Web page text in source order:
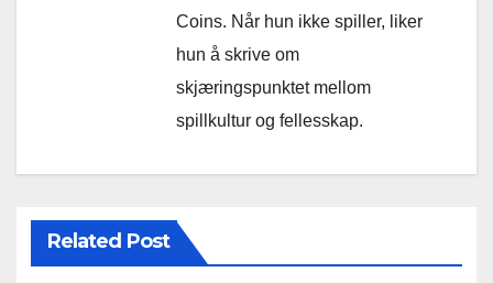
Coins. Når hun ikke spiller, liker
hun å skrive om
skjæringspunktet mellom
spillkultur og fellesskap.
Related Post